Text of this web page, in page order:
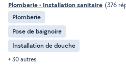
Plomberie - Installation sanitaire (376
Plomberie
Pose de baignoire
Installation de douche
+ 30 autres